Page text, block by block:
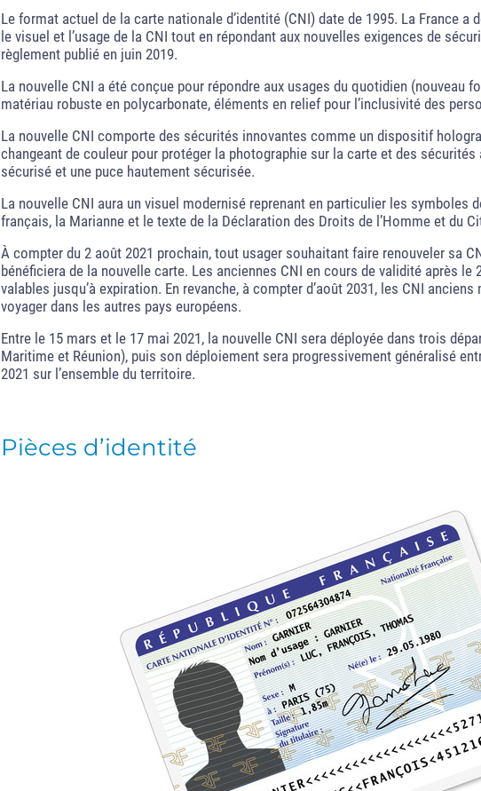
Le format actuel de la carte nationale d’identité (CNI) date de 1995. La France a
le visuel et l’usage de la CNI tout en répondant aux nouvelles exigences de
règlement publié en juin 2019.
La nouvelle CNI a été conçue pour répondre aux usages du quotidien (nouveau
matériau robuste en polycarbonate, éléments en relief pour l’inclusivité des
La nouvelle CNI comporte des sécurités innovantes comme un dispositif
changeant de couleur pour protéger la photographie sur la carte et des sécurités
sécurisé et une puce hautement sécurisée.
La nouvelle CNI aura un visuel modernisé reprenant en particulier les symboles
français, la Marianne et le texte de la Déclaration des Droits de l’Homme et du
À compter du 2 août 2021 prochain, tout usager souhaitant faire renouveler sa
bénéficiera de la nouvelle carte. Les anciennes CNI en cours de validité après
valables jusqu’à expiration. En revanche, à compter d’août 2031, les CNI
voyager dans les autres pays européens.
Entre le 15 mars et le 17 mai 2021, la nouvelle CNI sera déployée dans trois
Maritime et Réunion), puis son déploiement sera progressivement généralisé
2021 sur l’ensemble du territoire.
Pièces d’identité